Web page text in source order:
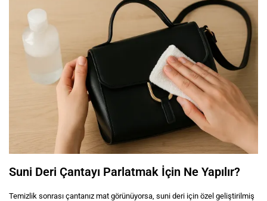
Suni Deri Çantayı Parlatmak İçin Ne Yapılır?
Temizlik sonrası çantanız mat görünüyorsa, suni deri için özel geliştirilmiş